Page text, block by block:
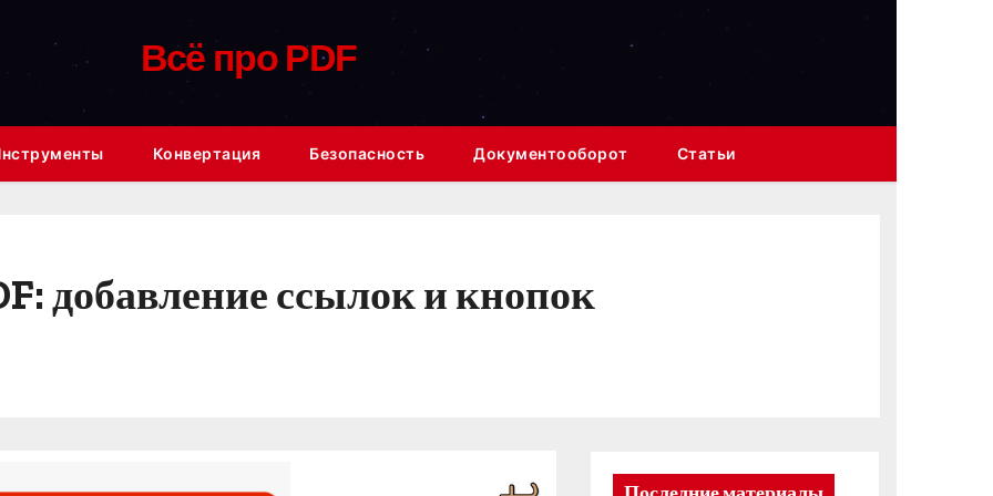
Всё про PDF
Конвертация Безопасность Документооборот Статьи
добавление ссылок и кнопок